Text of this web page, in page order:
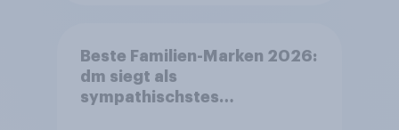
Beste Familien-Marken 2026:
dm siegt als
sympathischstes